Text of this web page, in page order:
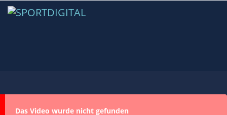
Das Video wurde nicht gefunden